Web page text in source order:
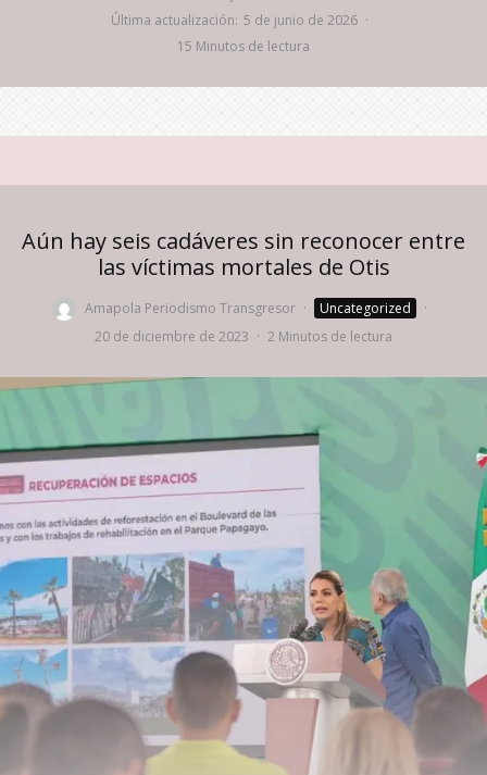
Última actualización: 5 de junio de 2026 ·
15 Minutos de lectura
Aún hay seis cadáveres sin reconocer entre
las víctimas mortales de Otis
Amapola Periodismo Transgresor · Uncategorized
·
20 de diciembre de 2023 · 2 Minutos de lectura